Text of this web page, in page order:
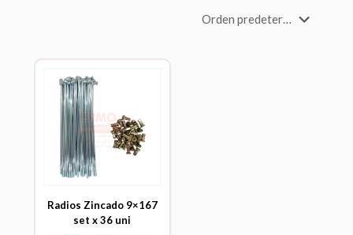
Radios Zincado 9×167
set x 36 uni